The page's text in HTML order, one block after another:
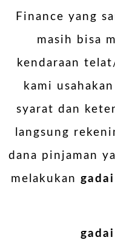
Finance yang
masih bisa
kendaraan
kami
syarat dan
langsung
dana pinjaman
melakukan